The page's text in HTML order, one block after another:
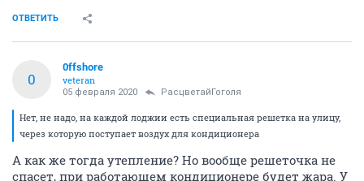
ОТВЕТИТЬ
0
0ffshore
veteran
05 февраля 2020 РасцветайГоголя
Нет, не надо, на каждой лоджии есть специальная решетка на улицу,
через которую поступает воздух для кондиционера
А как же тогда утепление? Но вообще решеточка не
спасет, при работающем кондиционере будет жара. У